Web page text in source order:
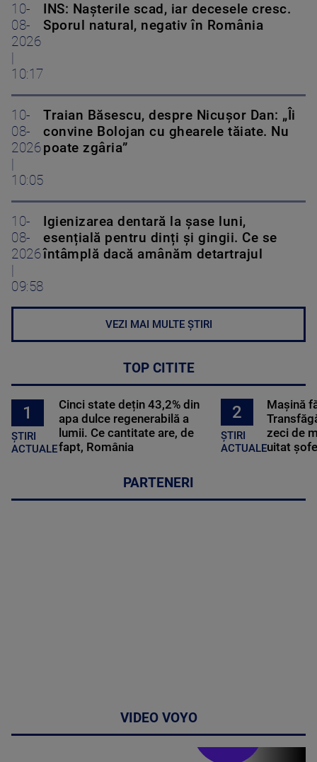
10-
08-
2026
|
10:17
INS: Nașterile scad, iar decesele cresc.
Sporul natural, negativ în România
10-
08-
2026
|
10:05
Traian Băsescu, despre Nicușor Dan: „Îi
convine Bolojan cu ghearele tăiate. Nu
poate zgâria”
10-
08-
2026
|
09:58
Igienizarea dentară la șase luni,
esențială pentru dinți și gingii. Ce se
întâmplă dacă amânăm detartrajul
VEZI MAI MULTE ȘTIRI
TOP CITITE
1
ȘTIRI
ACTUALE
Cinci state dețin 43,2% din
apa dulce regenerabilă a
lumii. Ce cantitate are, de
fapt, România
2
ȘTIRI
ACTUALE
Mașină
zeci de
uitat
PARTENERI
VIDEO VOYO